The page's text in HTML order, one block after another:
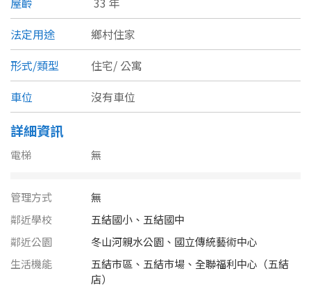
桃園市
新竹市
新竹縣
苗栗縣
南投縣
嘉義市
類型(可複選)
不拘 公寓
別墅 透天厝
辦公
廠辦
不拘
20~30 坪 30~40 坪
法定用途
鄉村住家
形式/類型
住宅/ 公寓
車位
沒有車位
詳細資訊
電梯 無
管理方式
無
鄰近學校
五結國小、五結國中
鄰近公園
冬山河親水公園、國立傳統藝術中心
生活機能
五結市區、五結市場、全聯福利中心（五結
店）